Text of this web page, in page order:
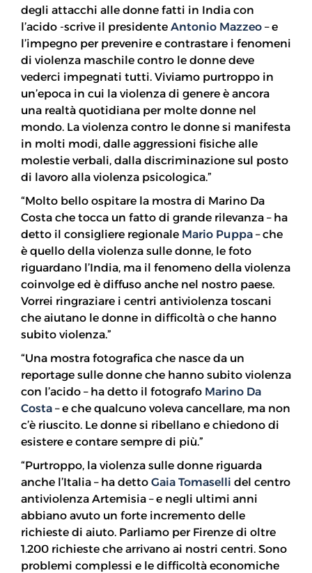
degli attacchi alle donne fatti in India con
l’acido -scrive il presidente Antonio Mazzeo – e
l’impegno per prevenire e contrastare i fenomeni
di violenza maschile contro le donne deve
vederci impegnati tutti. Viviamo purtroppo in
un’epoca in cui la violenza di genere è ancora
una realtà quotidiana per molte donne nel
mondo. La violenza contro le donne si manifesta
in molti modi, dalle aggressioni fisiche alle
molestie verbali, dalla discriminazione sul posto
di lavoro alla violenza psicologica.”
“Molto bello ospitare la mostra di Marino Da
Costa che tocca un fatto di grande rilevanza – ha
detto il consigliere regionale Mario Puppa – che
è quello della violenza sulle donne, le foto
riguardano l’India, ma il fenomeno della violenza
coinvolge ed è diffuso anche nel nostro paese.
Vorrei ringraziare i centri antiviolenza toscani
che aiutano le donne in difficoltà o che hanno
subito violenza.”
“Una mostra fotografica che nasce da un
reportage sulle donne che hanno subito violenza
con l’acido – ha detto il fotografo Marino Da
Costa – e che qualcuno voleva cancellare, ma non
c’è riuscito. Le donne si ribellano e chiedono di
esistere e contare sempre di più.”
“Purtroppo, la violenza sulle donne riguarda
anche l’Italia – ha detto Gaia Tomaselli del centro
antiviolenza Artemisia – e negli ultimi anni
abbiano avuto un forte incremento delle
richieste di aiuto. Parliamo per Firenze di oltre
1.200 richieste che arrivano ai nostri centri. Sono
problemi complessi e le difficoltà economiche